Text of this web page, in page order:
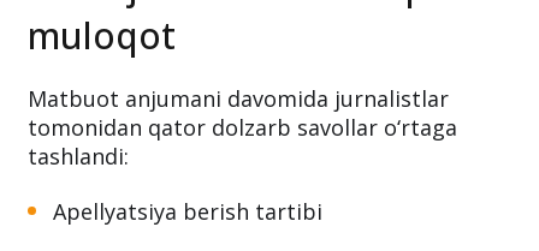
muloqot
Matbuot anjumani davomida jurnalistlar
tomonidan qator dolzarb savollar o‘rtaga
tashlandi:
Apellyatsiya berish tartibi